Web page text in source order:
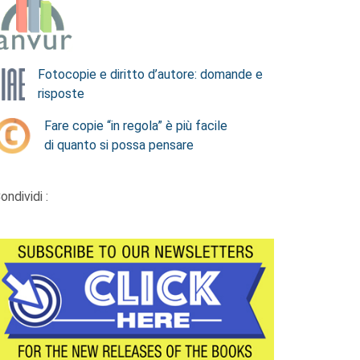
Fotocopie e diritto d’autore: domande e
risposte
Fare copie “in regola” è più facile
di quanto si possa pensare
: